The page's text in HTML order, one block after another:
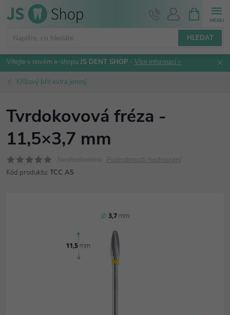
Přejít
na
HLEDAT
NÁKUPNÍ
KOŠÍK
Vítejte v novém e-shopu JS DENT SHOP - Více informací >
Křížový břit extra jemný
Tvrdokovová fréza -
11,5×3,7 mm
Neohodnoceno Podrobnosti hodnocení
Kód produktu: TCC A5